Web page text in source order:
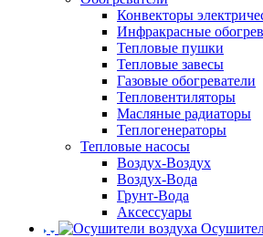
Конвекторы
Инфракрасные
Тепловые пушки
Тепловые завесы
Газовые обогреватели
Тепловентиляторы
Масляные радиаторы
Теплогенераторы
Тепловые насосы
Воздух-Воздух
Воздух-Вода
Грунт-Вода
Аксессуары